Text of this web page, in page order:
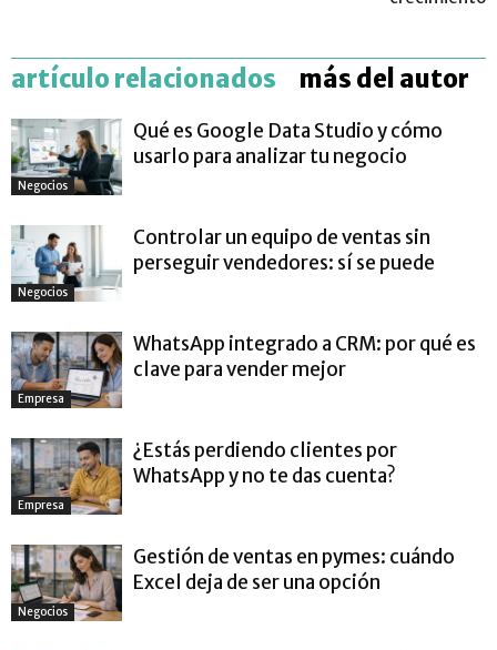
artículo relacionados más del autor
Negocios
Qué es Google Data Studio y cómo
usarlo para analizar tu negocio
Negocios
Controlar un equipo de ventas sin
perseguir vendedores: sí se puede
Empresa
WhatsApp integrado a CRM: por qué es
clave para vender mejor
Empresa
¿Estás perdiendo clientes por
WhatsApp y no te das cuenta?
Negocios
Gestión de ventas en pymes: cuándo
Excel deja de ser una opción